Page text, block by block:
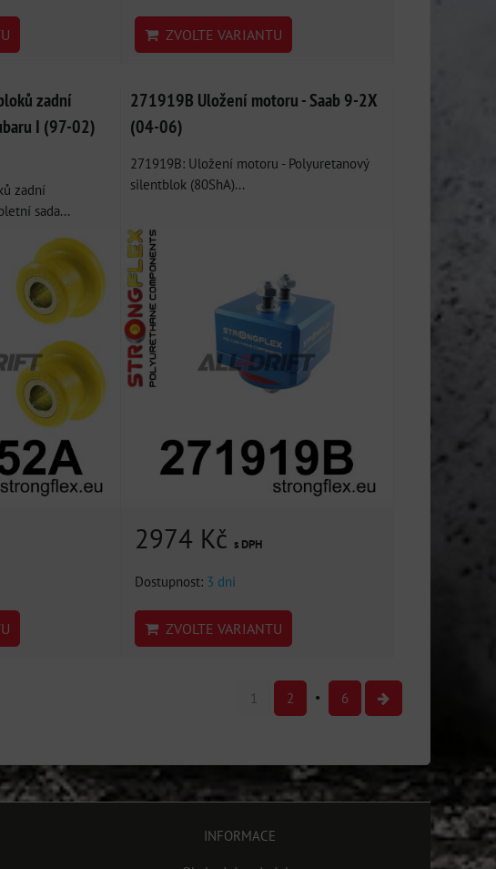
ZVOLTE VARIANTU
zadní
I (97-02)
zadní
sada...
271919B Uložení motoru - Saab 9-2X
(04-06)
271919B: Uložení motoru - Polyuretanový
silentblok (80ShA)...
2974 Kčs DPH
Dostupnost: 3 dni
ZVOLTE VARIANTU
1 2 6
INFORMACE